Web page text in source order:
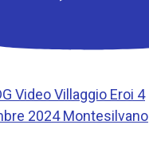
Video Villaggio Eroi 4
2024 Montesilvano